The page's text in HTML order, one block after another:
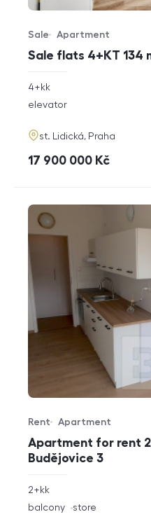
Sale flats 4+KT 134
Offer type
Sale
Property type
Apartment
rozměry
4+kk
funkce
elevator
adresa
st. Lidická, Praha
cena
17 900 000 Kč
Apartment for rent
Budějovice 3
Offer type
Rent
Property type
Apartment
rozměry
2+kk
funkce
balcony store